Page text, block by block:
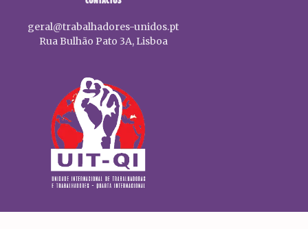
geral@trabalhadores-unidos.pt
Rua Bulhão Pato 3A, Lisboa